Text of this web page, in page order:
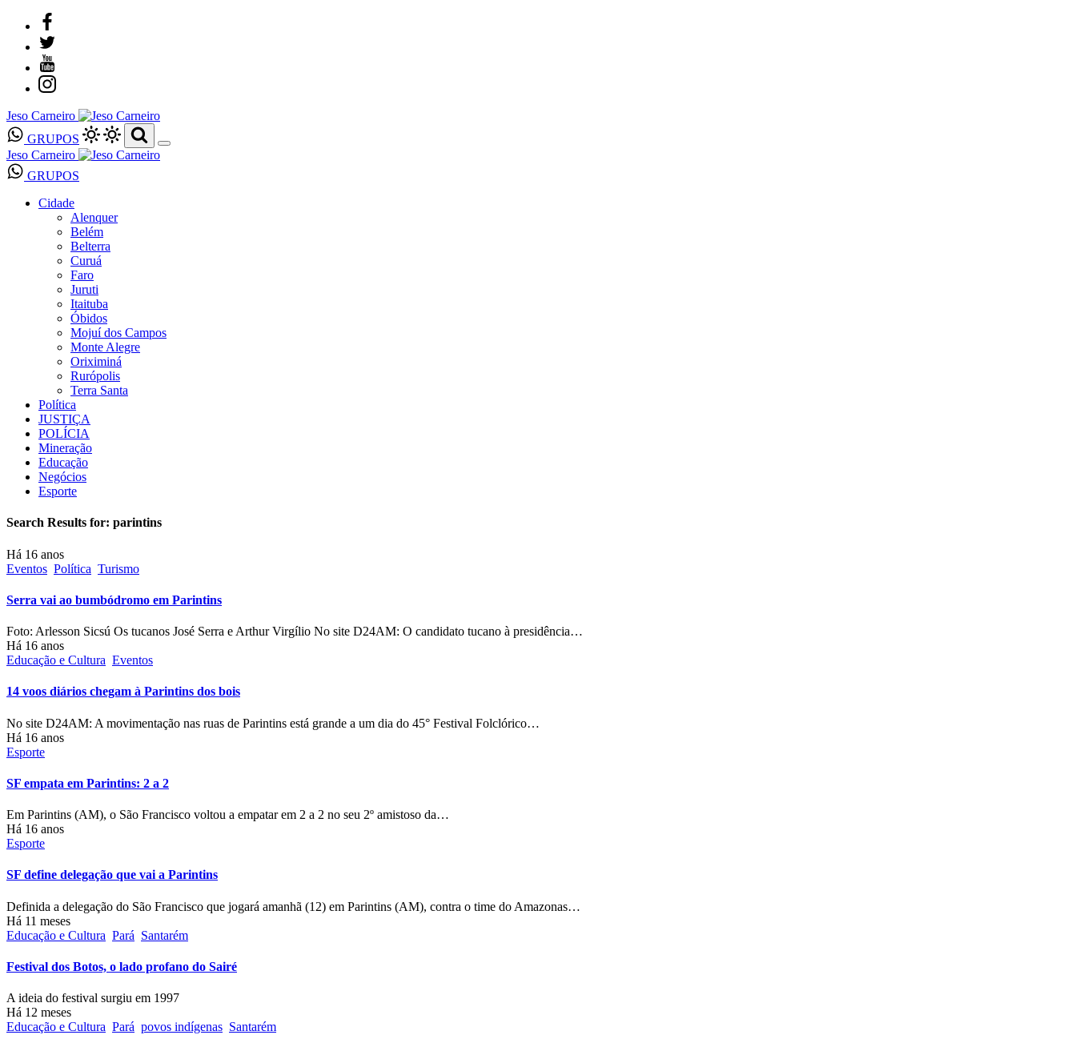
Jeso Carneiro
GRUPOS
Jeso Carneiro
GRUPOS
Cidade
Alenquer
Belém
Belterra
Curuá
Faro
Juruti
Itaituba
Óbidos
Mojuí dos Campos
Monte Alegre
Oriximiná
Rurópolis
Terra Santa
Política
JUSTIÇA
POLÍCIA
Mineração
Educação
Negócios
Esporte
Search Results for: parintins
Há 16 anos
Eventos Política Turismo
Serra vai ao bumbódromo em Parintins
Foto: Arlesson Sicsú Os tucanos José Serra e Arthur Virgílio No site D24AM: O candidato tucano à presidência…
Há 16 anos
Educação e Cultura Eventos
14 voos diários chegam à Parintins dos bois
No site D24AM: A movimentação nas ruas de Parintins está grande a um dia do 45° Festival Folclórico…
Há 16 anos
Esporte
SF empata em Parintins: 2 a 2
Em Parintins (AM), o São Francisco voltou a empatar em 2 a 2 no seu 2º amistoso da…
Há 16 anos
Esporte
SF define delegação que vai a Parintins
Definida a delegação do São Francisco que jogará amanhã (12) em Parintins (AM), contra o time do Amazonas…
Há 11 meses
Educação e Cultura Pará Santarém
Festival dos Botos, o lado profano do Sairé
A ideia do festival surgiu em 1997
Há 12 meses
Educação e Cultura Pará povos indígenas Santarém